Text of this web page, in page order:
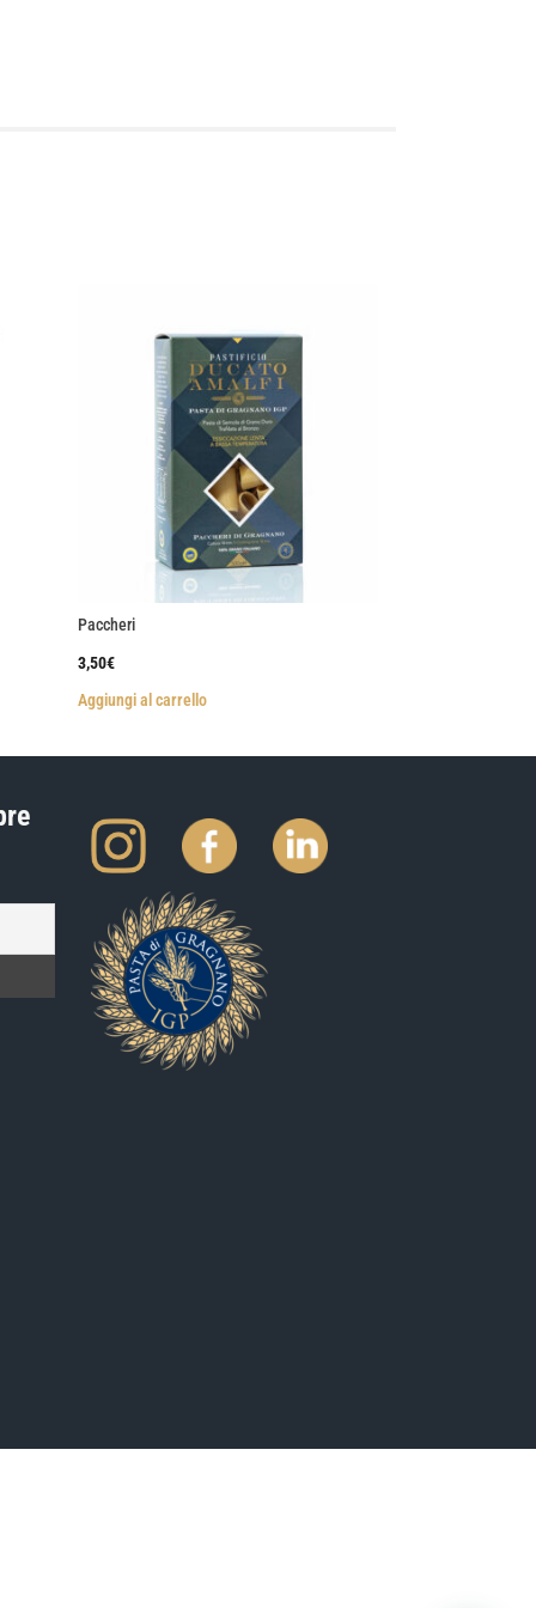
Paccheri
3,50€
Aggiungi al carrello